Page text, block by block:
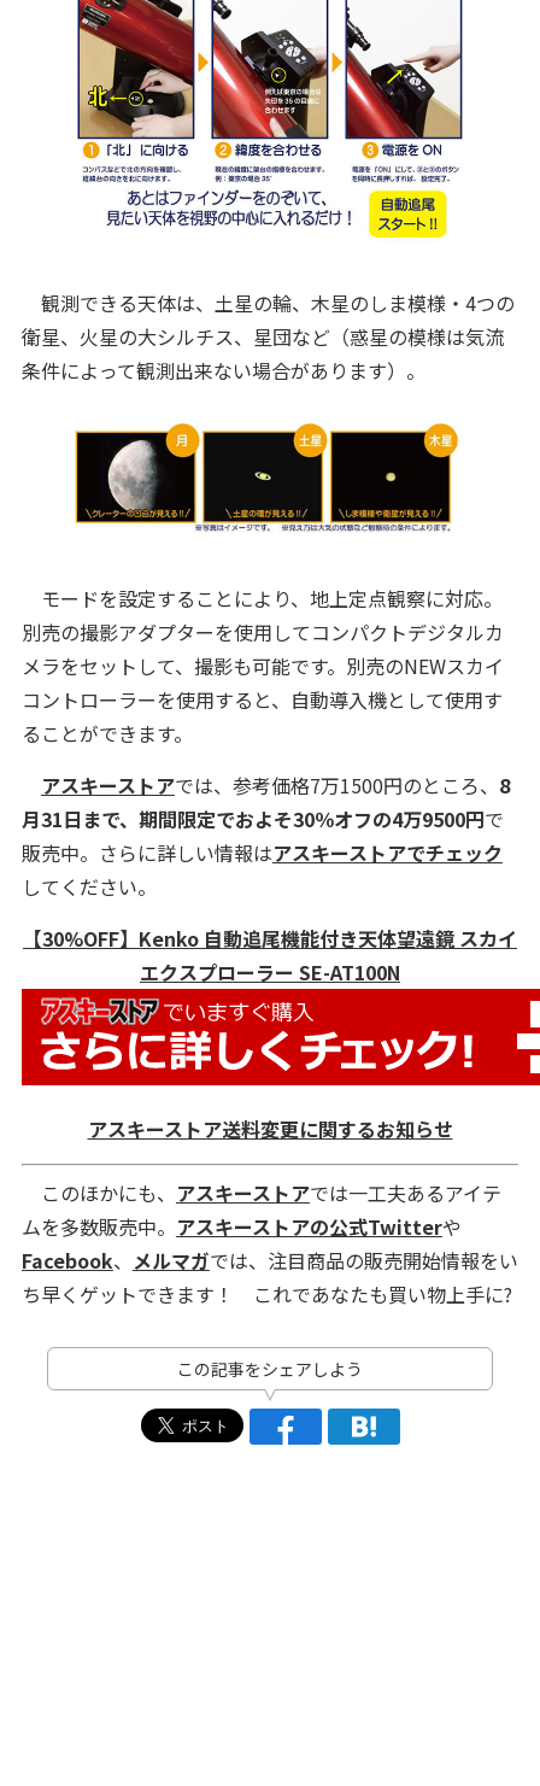
観測できる天体は、土星の輪、木星のしま模様・4つの
衛星、火星の大シルチス、星団など（惑星の模様は気流
条件によって観測出来ない場合があります）。
モードを設定することにより、地上定点観察に対応。
別売の撮影アダプターを使用してコンパクトデジタルカ
メラをセットして、撮影も可能です。別売のNEWスカイ
コントローラーを使用すると、自動導入機として使用す
ることができます。
アスキーストアでは、参考価格7万1500円のところ、 8
月31日まで、期間限定でおよそ30％オフの4万9500円で
販売中。さらに詳しい情報はアスキーストアでチェック
してください。
【30%OFF】Kenko 自動追尾機能付き天体望遠鏡 スカイ
エクスプローラー SE-AT100N
アスキーストア送料変更に関するお知らせ
このほかにも、 アスキーストアでは一工夫あるアイテ
ムを多数販売中。 アスキーストアの公式Twitterや
Facebook、 メルマガでは、注目商品の販売開始情報をい
ち早くゲットできます！ これであなたも買い物上手に?
この記事をシェアしよう